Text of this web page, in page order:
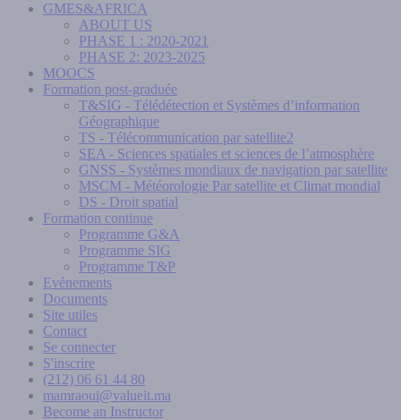
GMES&AFRICA
ABOUT US
PHASE 1 : 2020-2021
PHASE 2: 2023-2025
MOOCS
Formation post-graduée
T&SIG - Télédétection et Systèmes d’information
Géographique
TS - Télécommunication par satellite2
SEA - Sciences spatiales et sciences de l’atmosphère
GNSS - Systèmes mondiaux de navigation par satellite
MSCM - Météorologie Par satellite et Climat mondial
DS - Droit spatial
Formation continue
Programme G&A
Programme SIG
Programme T&P
Evénements
Documents
Site utiles
Contact
Se connecter
S'inscrire
(212) 06 61 44 80
mamraoui@valueit.ma
Become an Instructor